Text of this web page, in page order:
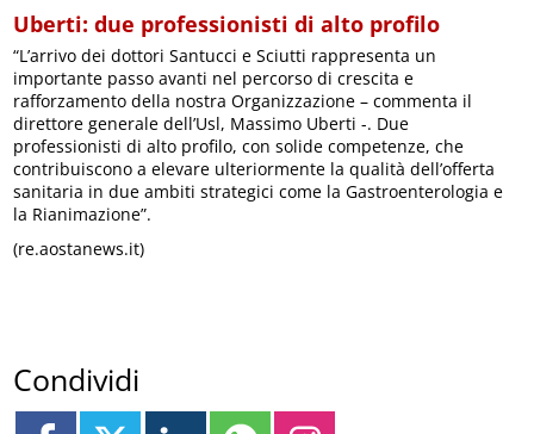
Uberti: due professionisti di alto profilo
“L’arrivo dei dottori Santucci e Sciutti rappresenta un
importante passo avanti nel percorso di crescita e
rafforzamento della nostra Organizzazione – commenta il
direttore generale dell’Usl, Massimo Uberti -. Due
professionisti di alto profilo, con solide competenze, che
contribuiscono a elevare ulteriormente la qualità dell’offerta
sanitaria in due ambiti strategici come la Gastroenterologia e
la Rianimazione”.
(re.aostanews.it)
Condividi